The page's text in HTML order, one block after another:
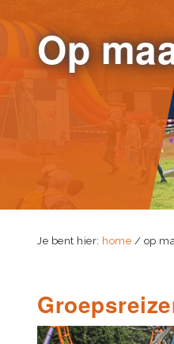
Op
Je bent hier: home / op